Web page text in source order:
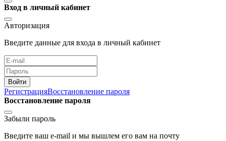
Вход в личный кабинет
Авторизация
Введите данные для входа в личный кабинет
Войти
РегистрацияВосстановление пароля
Восстановление пароля
Забыли пароль
Введите ваш e-mail и мы вышлем его вам на почту